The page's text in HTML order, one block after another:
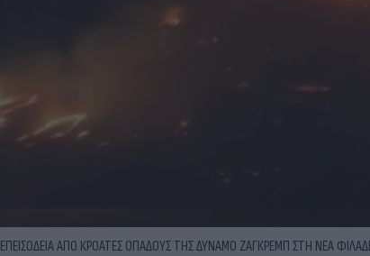
ΕΠΕΙΣΟΔΕΙΑ ΑΠΟ ΚΡΟΑΤΕΣ ΟΠΑΔΟΥΣ ΤΗΣ ΔΥΝΑΜΟ ΖΑΓΚΡΕΜΠ ΣΤΗ ΝΕΑ